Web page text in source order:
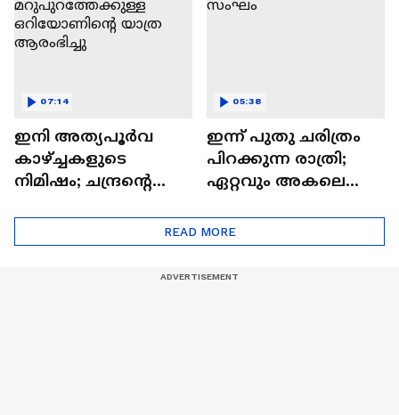
ഇനി അത്യപൂര്‍വ
കാഴ്ച്ചകളുടെ
നിമിഷം; ചന്ദ്രന്റെ
ഒറിയോണിന്റെ യാത്ര
ആരംഭിച്ചു
07:14
ഇന്ന് പുതു ചരിത്രം
പിറക്കുന്ന രാത്രി;
ഏറ്റവും അകലെ
05:38
READ MORE